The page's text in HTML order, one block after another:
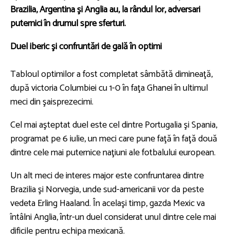
Brazilia, Argentina şi Anglia au, la rândul lor, adversari
puternici în drumul spre sferturi.
Duel iberic şi confruntări de gală în optimi
Tabloul optimilor a fost completat sâmbătă dimineaţă,
după victoria Columbiei cu 1-0 în faţa Ghanei în ultimul
meci din şaisprezecimi.
Cel mai aşteptat duel este cel dintre Portugalia şi Spania,
programat pe 6 iulie, un meci care pune faţă în faţă două
dintre cele mai puternice naţiuni ale fotbalului european.
Un alt meci de interes major este confruntarea dintre
Brazilia şi Norvegia, unde sud-americanii vor da peste
vedeta Erling Haaland. În acelaşi timp, gazda Mexic va
întâlni Anglia, într-un duel considerat unul dintre cele mai
dificile pentru echipa mexicană.